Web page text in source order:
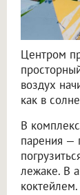
Центром
воздух
как в
В
парения —
лежаке. В
коктейлем.